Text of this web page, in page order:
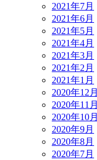
2021年7月
2021年6月
2021年5月
2021年4月
2021年3月
2021年2月
2021年1月
2020年12月
2020年11月
2020年10月
2020年9月
2020年8月
2020年7月